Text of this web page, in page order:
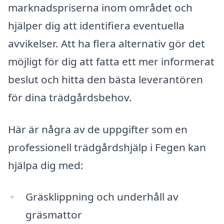
marknadspriserna inom området och
hjälper dig att identifiera eventuella
avvikelser. Att ha flera alternativ gör det
möjligt för dig att fatta ett mer informerat
beslut och hitta den bästa leverantören
för dina trädgårdsbehov.
Här är några av de uppgifter som en
professionell trädgårdshjälp i Fegen kan
hjälpa dig med:
Gräsklippning och underhåll av
gräsmattor